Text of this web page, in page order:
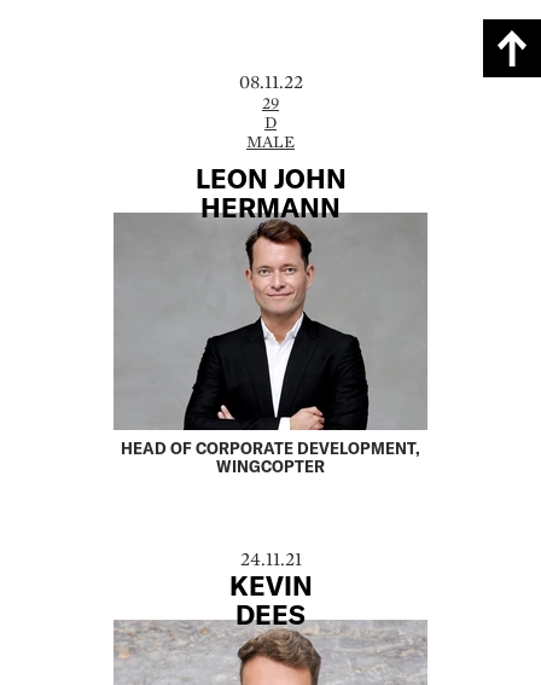
08.11.22
29
D
MALE
LEON JOHN
HERMANN
HEAD OF CORPORATE DEVELOPMENT,
WINGCOPTER
24.11.21
KEVIN
DEES